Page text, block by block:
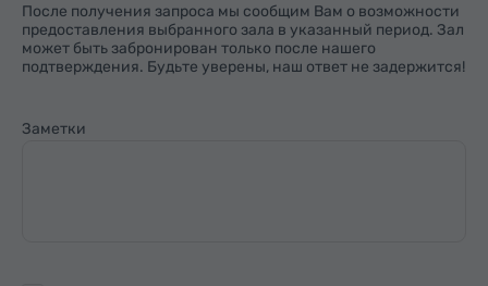
После получения запроса мы сообщим Вам о возможности
предоставления выбранного зала в указанный период. Зал
может быть забронирован только после нашего
подтверждения. Будьте уверены, наш ответ не задержится!
Заметки